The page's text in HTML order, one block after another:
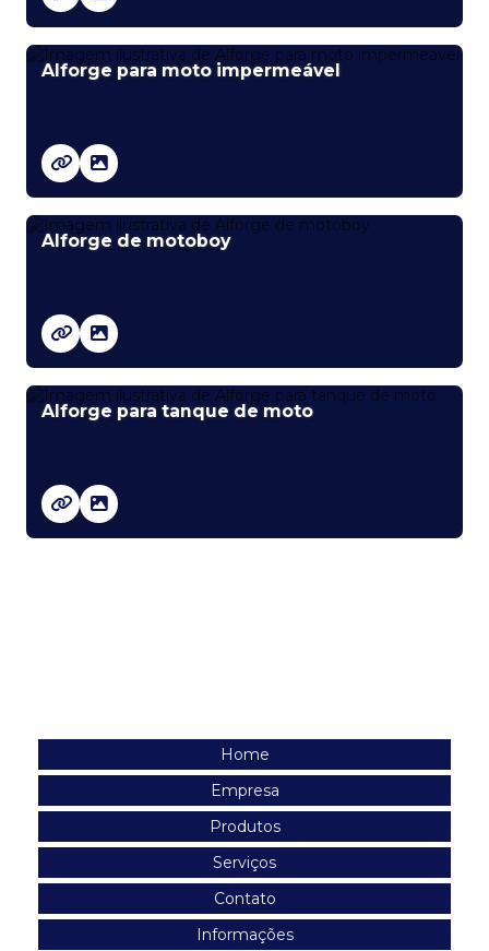
Alforge para moto impermeável
Alforge de motoboy
Alforge para tanque de moto
Home
Empresa
Produtos
Serviços
Contato
Informações